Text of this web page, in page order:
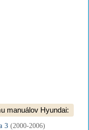
manuálov Hyundai:
3 (2000-2006)